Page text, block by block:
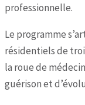
professionnelle.
Le programme
résidentiels de
la roue de
guérison et